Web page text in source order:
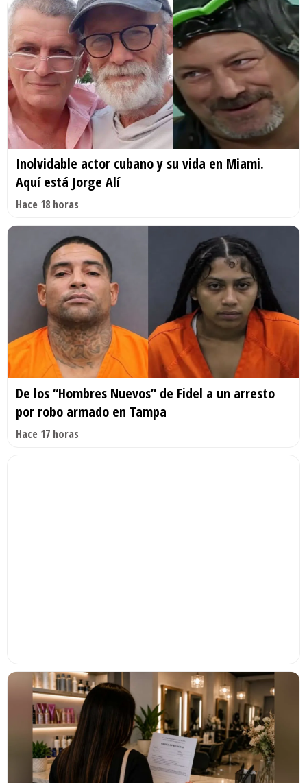
Inolvidable actor cubano y su vida en Miami.
Aquí está Jorge Alí
Hace 18 horas
De los “Hombres Nuevos” de Fidel a un arresto
por robo armado en Tampa
Hace 17 horas